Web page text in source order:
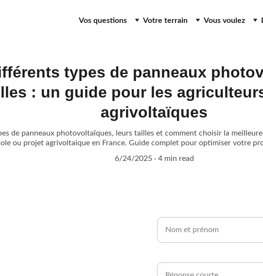
Vos questions Votre terrain Vous voulez
types de panneaux
: un guide pour les
agrivoltaïques
de panneaux photovoltaïques, leurs tailles et comment choisir la
ou projet agrivoltaique en France. Guide complet pour optimiser votre
6/24/2025
4 min read